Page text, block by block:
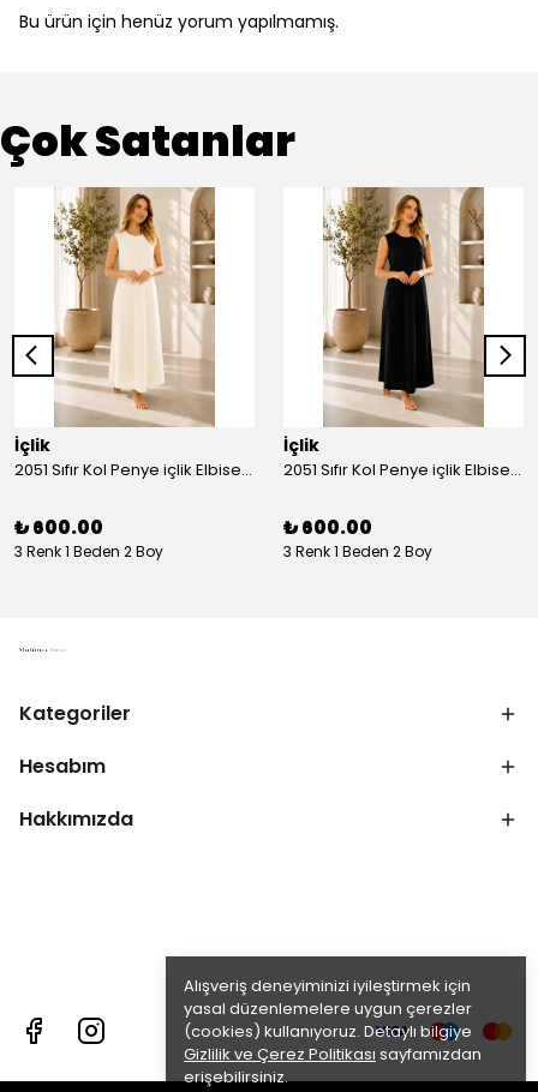
Alışveriş deneyiminizi iyileştirmek için
yasal düzenlemelere uygun çerezler
(cookies) kullanıyoruz. Detaylı bilgiye
Gizlilik ve Çerez Politikası sayfamızdan
erişebilirsiniz.
Bu ürün için henüz yorum yapılmamış.
Çok Satanlar
İçlik
2051 Sıfır Kol Penye içlik Elbise - Ekru
₺ 600.00
3 Renk 1 Beden 2 Boy
İçlik
2051 Sıfır Kol Penye içlik Elbise - Siyah
₺ 600.00
3 Renk 1 Beden 2 Boy
Kategoriler
Hesabım
Hakkımızda